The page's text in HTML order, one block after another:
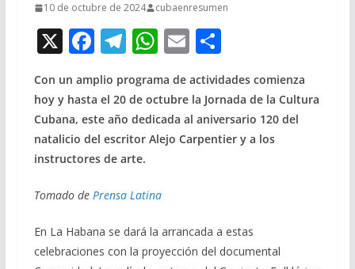
10 de octubre de 2024 cubaenresumen
X F
ac
e
b
o
o
k
T
e
gr
a
m
W
at
s
A
p
E
m
ai
l
C
o
m
p
ar
Con un amplio programa de actividades comienza
hoy y hasta el 20 de octubre la Jornada de la Cultura
Cubana, este año dedicada al aniversario 120 del
natalicio del escritor Alejo Carpentier y a los
instructores de arte.
Tomado de Prensa Latina
En La Habana se dará la arrancada a estas
celebraciones con la proyección del documental